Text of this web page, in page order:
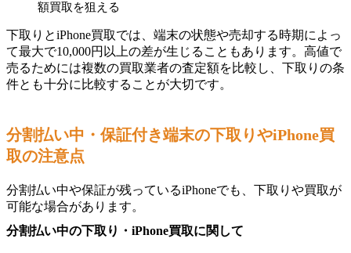
額買取を狙える
下取りとiPhone買取では、端末の状態や売却する時期によっ
て最大で10,000円以上の差が生じることもあります。高値で
売るためには複数の買取業者の査定額を比較し、下取りの条
件とも十分に比較することが大切です。
分割払い中・保証付き端末の下取りやiPhone買
取の注意点
分割払い中や保証が残っているiPhoneでも、下取りや買取が
可能な場合があります。
分割払い中の下取り・iPhone買取に関して